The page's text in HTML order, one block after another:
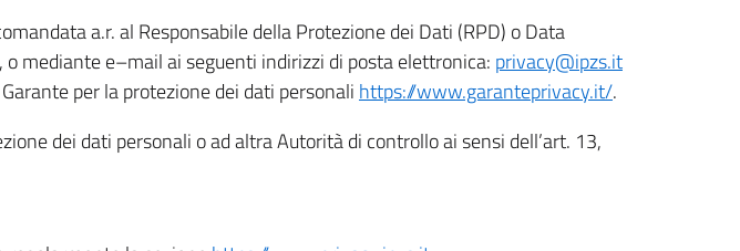
a.r. al Responsabile della Protezione dei Dati (RPD) o Data
mediante e–mail ai seguenti indirizzi di posta elettronica: privacy@ipzs.it
per la protezione dei dati personali https://www.garanteprivacy.it/.
dei dati personali o ad altra Autorità di controllo ai sensi dell’art. 13,